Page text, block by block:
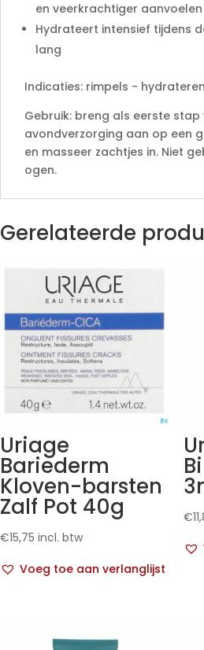
en veerkrachtiger aanvoelen
Hydrateert intensief tijdens
lang
Indicaties: rimpels -
Gebruik: breng als eerste stap
avondverzorging aan op een
en masseer zachtjes in. Niet
ogen.
Gerelateerde
Uriage
Bariederm
Kloven-barsten
Zalf Pot 40g
€15,75 incl. btw
Voeg toe aan verlanglijst
€